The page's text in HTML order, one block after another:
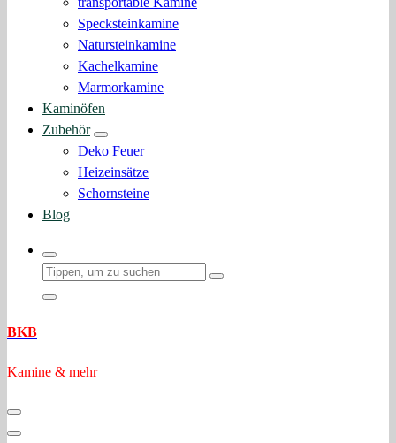
Specksteinkamine
Natursteinkamine
Kachelkamine
Marmorkamine
Kaminöfen
Zubehör
Deko Feuer
Heizeinsätze
Schornsteine
Blog
BKB
Kamine & mehr